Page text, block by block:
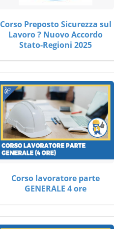
Corso Preposto Sicurezza sul
Lavoro ? Nuovo Accordo
Stato-Regioni 2025
Corso lavoratore parte
GENERALE 4 ore